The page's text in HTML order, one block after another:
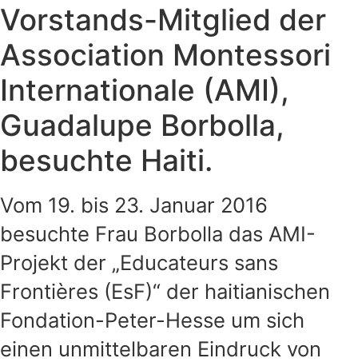
Vorstands-Mitglied der
Association Montessori
Internationale (AMI),
Guadalupe Borbolla,
besuchte Haiti.
Vom 19. bis 23. Januar 2016
besuchte Frau Borbolla das AMI-
Projekt der „Educateurs sans
Frontières (EsF)“ der haitianischen
Fondation-Peter-Hesse um sich
einen unmittelbaren Eindruck von